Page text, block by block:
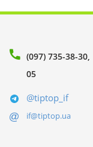
(097) 735-38-30
05
@tiptop_if
if@tiptop.ua